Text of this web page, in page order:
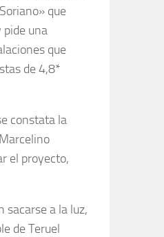
que
pide una
que
de 4,8*
constata la
el proyecto,
sacarse a la luz,
de Teruel